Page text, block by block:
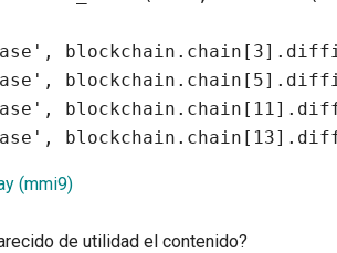
(mmi9)
de utilidad el contenido?